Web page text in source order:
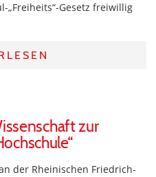
„Freiheits“-Gesetz freiwillig
zur
der Rheinischen Friedrich-